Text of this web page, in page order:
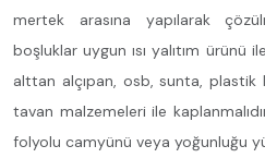
mertek arasına yapılarak
boşluklar uygun ısı yalıtım ürünü
alttan alçıpan, osb, sunta,
tavan malzemeleri ile
folyolu camyünü veya yoğunluğu